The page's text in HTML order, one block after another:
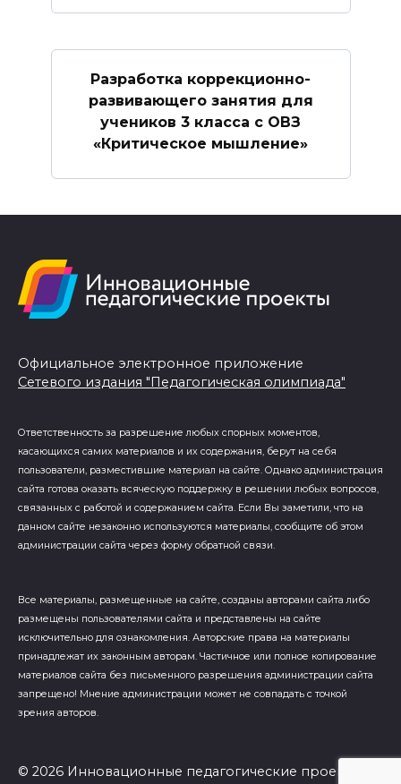
Разработка коррекционно-
развивающего занятия для
учеников 3 класса с ОВЗ
«Критическое мышление»
Официальное электронное приложение
Сетевого издания "Педагогическая олимпиада"
Ответственность за разрешение любых спорных моментов,
касающихся самих материалов и их содержания, берут на себя
пользователи, разместившие материал на сайте. Однако администрация
сайта готова оказать всяческую поддержку в решении любых вопросов,
связанных с работой и содержанием сайта. Если Вы заметили, что на
данном сайте незаконно используются материалы, сообщите об этом
администрации сайта через форму обратной связи.
Все материалы, размещенные на сайте, созданы авторами сайта либо
размещены пользователями сайта и представлены на сайте
исключительно для ознакомления. Авторские права на материалы
принадлежат их законным авторам. Частичное или полное копирование
материалов сайта без письменного разрешения администрации сайта
запрещено! Мнение администрации может не совпадать с точкой
зрения авторов.
© 2026 Инновационные педагогические проекты